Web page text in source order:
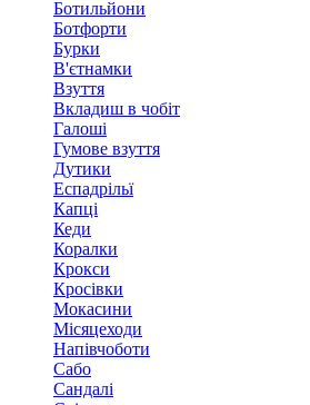
Ботильйони
Ботфорти
Бурки
В'єтнамки
Взуття
Вкладиш в чобіт
Галоші
Гумове взуття
Дутики
Еспадрільї
Капці
Кеди
Коралки
Крокси
Кросівки
Мокасини
Місяцеходи
Напівчоботи
Сабо
Сандалі